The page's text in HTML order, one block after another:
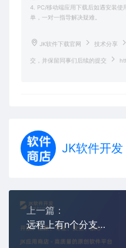
4. PC/移动端应用下载后如遇安装
单，一对一指导解决疑难。
JK软件下载官网 技术分享
交，并保留同事们后续的提交
JK软件开发
上一篇：
远程上有n个分支，我在pull的时候如何才能更新哪个分支的内容呢